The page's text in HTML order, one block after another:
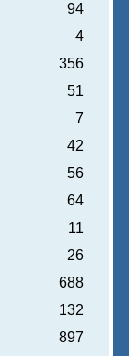
94
4
356
51
7
42
56
64
11
26
688
132
897